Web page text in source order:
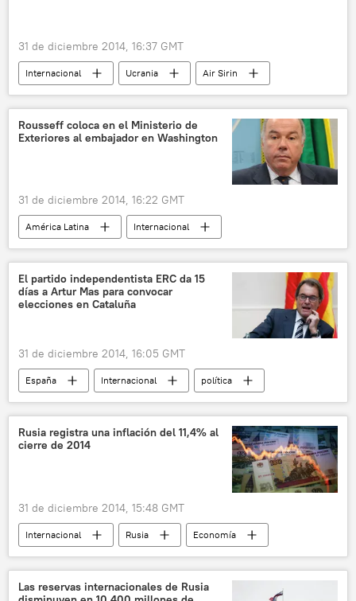
31 de diciembre 2014, 16:37 GMT
Internacional Ucrania
Air Sirin
An-26
República Democrática del Congo (RPC)
noticias
Rousseff coloca en el Ministerio de
Exteriores al embajador en Washington
31 de diciembre 2014, 16:22 GMT
América Latina
Internacional
política
Brasil
Dilma Rousseff
Mauro Luiz Lecker Vieira
Ministerio de Asuntos Exteriores de Brasil
El partido independentista ERC da 15
días a Artur Mas para convocar
elecciones en Cataluña
31 de diciembre 2014, 16:05 GMT
España Internacional
política
Cataluña
Artur Mas
Esquerra Republicana de Catalunya (ERC)
📰 Proceso soberanista catalán
noticias
Rusia registra una inflación del 11,4% al
cierre de 2014
31 de diciembre 2014, 15:48 GMT
Internacional Rusia
Economía
Ministerio de Desarrollo Económico de Rusia
Las reservas internacionales de Rusia